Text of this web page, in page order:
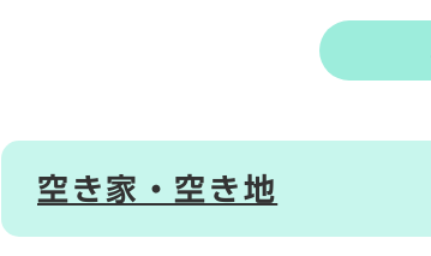
空き家・空き地